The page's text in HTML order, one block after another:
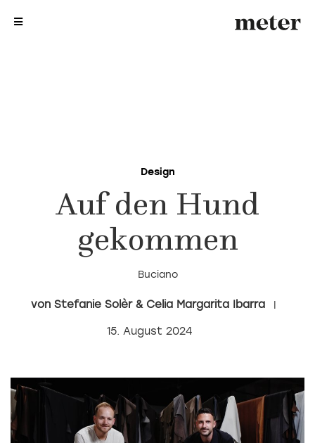
Design
Auf den Hund
gekommen
Buciano
Stefanie Solèr & Celia Margarita Ibarra
15. August 2024